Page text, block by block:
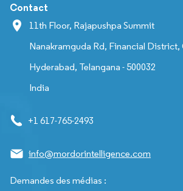
Contact
11th Floor, Rajapushpa Summit
Nanakramguda Rd, Financial
Hyderabad, Telangana - 500032
India
+1 617-765-2493
info@mordorintelligence.com
Demandes des médias :